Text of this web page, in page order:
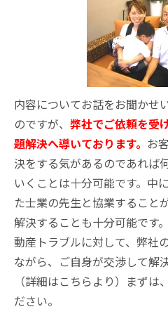
内容についてお話をお聞かせ
のですが、 弊社でご依頼を受
題解決へ導いております。 お
決をする気があるのであれば
いくことは十分可能です。中
た士業の先生と協業すること
解決することも十分可能です
動産トラブルに対して、弊社
ながら、ご自身が交渉して解
（詳細はこちらより）まずは
ださい。